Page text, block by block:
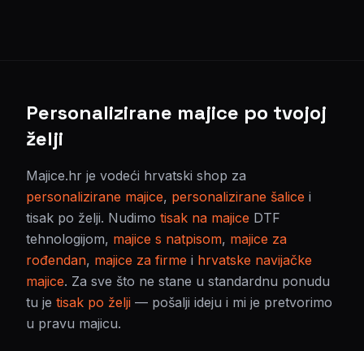
Personalizirane majice po tvojoj
želji
Majice.hr je vodeći hrvatski shop za
personalizirane majice, personalizirane šalice i
tisak po želji. Nudimo tisak na majice DTF
tehnologijom, majice s natpisom, majice za
rođendan, majice za firme i hrvatske navijačke
majice. Za sve što ne stane u standardnu ponudu
tu je tisak po želji — pošalji ideju i mi je pretvorimo
u pravu majicu.